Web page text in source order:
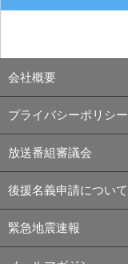
会社概要
プライバシーポリシー
放送番組審議会
後援名義申請について
緊急地震速報